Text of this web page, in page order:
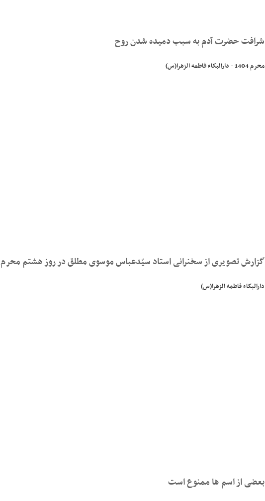
شرافت حضرت آدم به سبب دمیده شدن روح
محرم 1404 - دارالبکاء فاطمه الزهرا(س)
گزارش تصویری از سخنرانی استاد سیّدعباس موسوی مطلق در روز هشتم محرم ۱۴۰۴ - دارالبکاء فاطمه الزهرا(س)
دارالبکاء فاطمه الزهرا(س)
بعضی از اسم ها ممنوع است